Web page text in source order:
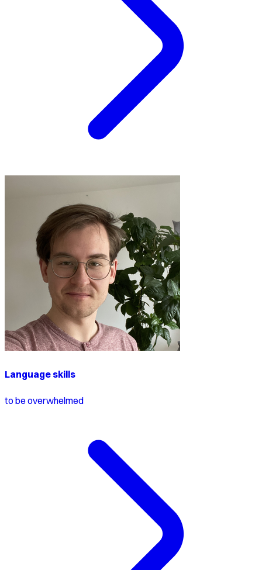
Language skills
to be overwhelmed